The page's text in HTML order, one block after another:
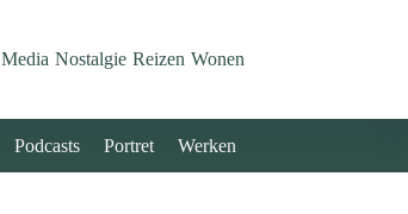
Media Nostalgie Reizen Wonen
Podcasts Portret Werken